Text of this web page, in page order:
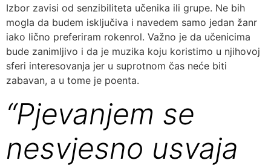
Izbor zavisi od senzibiliteta učenika ili grupe. Ne bih
mogla da budem isključiva i navedem samo jedan žanr
iako lično preferiram rokenrol. Važno je da učenicima
bude zanimljivo i da je muzika koju koristimo u njihovoj
sferi interesovanja jer u suprotnom čas neće biti
zabavan, a u tome je poenta.
“Pjevanjem se
nesvjesno usvaja